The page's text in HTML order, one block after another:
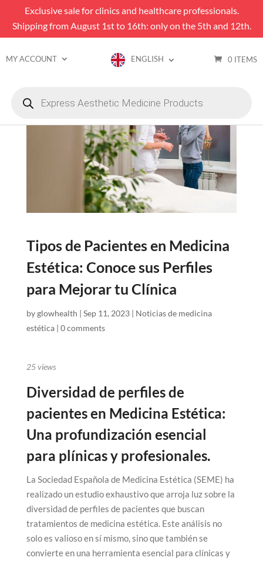
Exclusive sale for clinics and healthcare professionals.
Shipping from August 1st to 16th: only on the 5th and 12th.
MY ACCOUNT ENGLISH 0 ITEMS
search
Tipos de Pacientes en Medicina
Estética: Conoce sus Perfiles
para Mejorar tu Clínica
byglowhealth | Sep 11, 2023| Noticias de medicina
estética| 0 comments
25views
Diversidad de perfiles de
pacientes en Medicina Estética:
Una profundización esencial
para plínicas y profesionales.
La Sociedad Española de Medicina Estética (SEME) ha
realizado un estudio exhaustivo que arroja luz sobre la
diversidad de perfiles de pacientes que buscan
tratamientos de medicina estética. Este análisis no
solo es valioso en sí mismo, sino que también se
convierte en una herramienta esencial para clínicas y